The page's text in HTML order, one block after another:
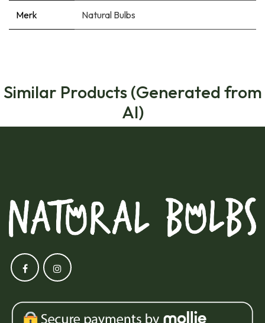
Merk Natural Bulbs
Similar Products (Generated from
AI)